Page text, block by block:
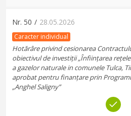
Nr. 50 / 28.05.2026
Caracter individual
Hotărâre privind cesionarea
obiectivul de investiții „Înființarea
a gazelor naturale in comunele Tulca,
aprobat pentru finanțare prin
„Anghel Saligny”